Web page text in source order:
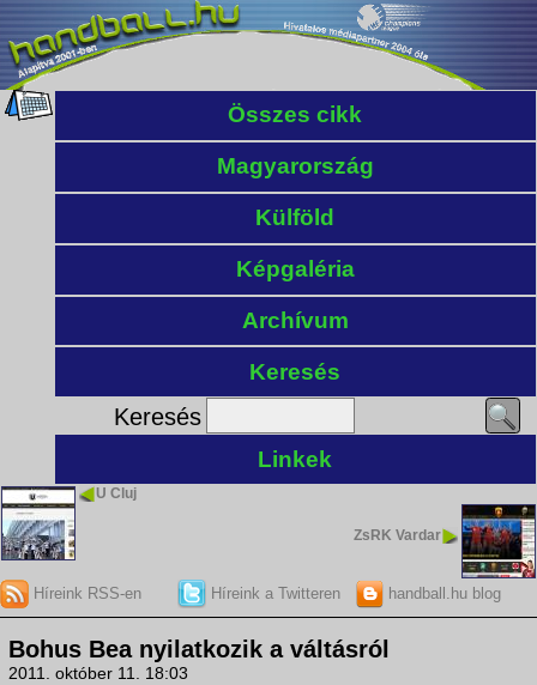
Összes cikk
Magyarország
Külföld
Képgaléria
Archívum
Keresés
Keresés
Linkek
U Cluj
ZsRK Vardar
Híreink RSS-en Híreink a Twitteren handball.hu blog
Bohus Bea nyilatkozik a váltásról
2011. október 11. 18:03